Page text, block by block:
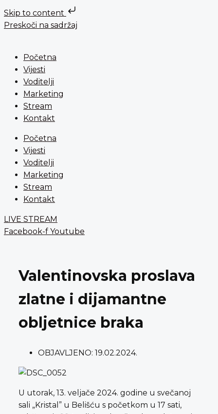
Skip to content
Preskoči na sadržaj
Početna
Vijesti
Voditelji
Marketing
Stream
Kontakt
Početna
Vijesti
Voditelji
Marketing
Stream
Kontakt
LIVE STREAM
Facebook-f Youtube
Valentinovska proslava
zlatne i dijamantne
obljetnice braka
OBJAVLJENO: 19.02.2024.
U utorak, 13. veljače 2024. godine u svečanoj
sali „Kristal” u Belišću s početkom u 17 sati,